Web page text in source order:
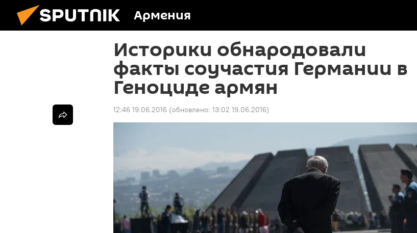
Армения
Историки обнародовали
факты соучастия Германии в
Геноциде армян
12:46 19.06.2016 (обновлено: 13:02 19.06.2016)